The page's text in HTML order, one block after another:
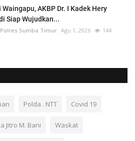
AKBP Dr. I Kadek Hery
Siap Wujudkan...
Sumba Timur Agu 1, 2026 144
Polda . NTT Covid 19
Jitro M. Bani Waskat